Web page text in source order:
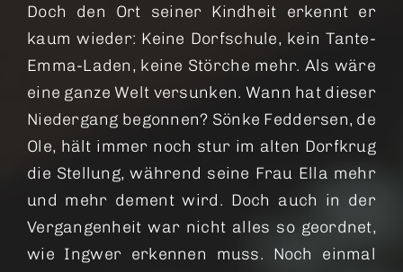
Doch den Ort seiner Kindheit erkennt er
kaum wieder: Keine Dorfschule, kein Tante-
Emma-Laden, keine Störche mehr. Als wäre
eine ganze Welt versunken. Wann hat dieser
Niedergang begonnen? Sönke Feddersen, de
Ole, hält immer noch stur im alten Dorfkrug
die Stellung, während seine Frau Ella mehr
und mehr dement wird. Doch auch in der
Vergangenheit war nicht alles so geordnet,
wie Ingwer erkennen muss. Noch einmal